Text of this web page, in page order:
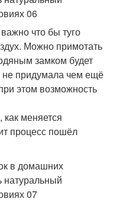
что бы туго
Можно примотать
замком будет
не придумала чем ещё
этом возможность
меняется
процесс пошёл